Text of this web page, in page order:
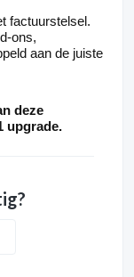
factuurstelsel.
ons,
aan de juiste
deze
upgrade.